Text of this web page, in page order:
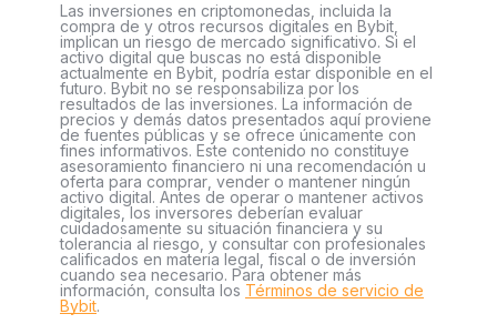
Las inversiones en criptomonedas, incluida la
compra de y otros recursos digitales en Bybit,
implican un riesgo de mercado significativo. Si el
activo digital que buscas no está disponible
actualmente en Bybit, podría estar disponible en el
futuro. Bybit no se responsabiliza por los
resultados de las inversiones. La información de
precios y demás datos presentados aquí proviene
de fuentes públicas y se ofrece únicamente con
fines informativos. Este contenido no constituye
asesoramiento financiero ni una recomendación u
oferta para comprar, vender o mantener ningún
activo digital. Antes de operar o mantener activos
digitales, los inversores deberían evaluar
cuidadosamente su situación financiera y su
tolerancia al riesgo, y consultar con profesionales
calificados en materia legal, fiscal o de inversión
cuando sea necesario. Para obtener más
información, consulta los Términos de servicio de
Bybit.